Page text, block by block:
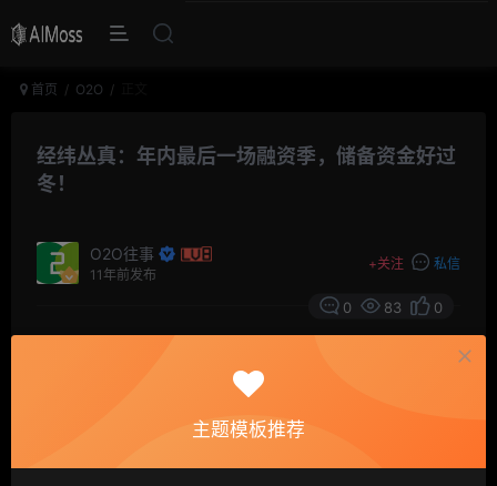
首页 O2O
经纬丛真：年内最后一场融资季，储备资金好过
冬！
O2O往事
11年前发布
+关注 私信
0 83 0
经纬中国合伙人丛真称：就像大家热爱的美剧和美国
大片每年都有热门上映季一样，在今天中国的投资圈，或
者说在融资这件事上，也有两个明显的季节，我称为“融资
季”。2015年最后一个融资季就在眼前！
主题模板推荐